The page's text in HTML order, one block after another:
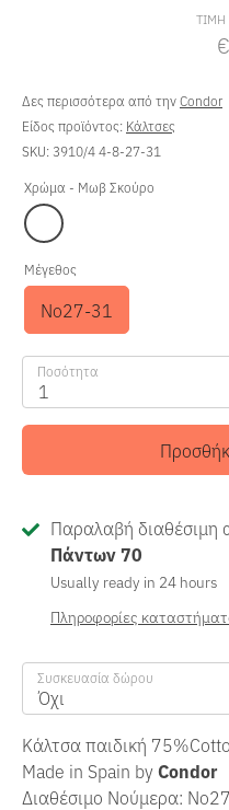
ΤΙΜΗ
Δες περισσότερα από τηνCondor
Είδος προϊόντος: Κάλτσες
SKU: 3910/4 4-8-27-31
Χρώμα - Μωβ Σκούρο
Μέγεθος
No27-31
Ποσότητα
1
Παραλαβή διαθέσιμη
Πάντων 70
Usually ready in 24 hours
Πληροφορίες
Συσκευασία δώρου
Όχι
Κάλτσα παιδική
Made in Spain byCondor
Διαθέσιμο Νούμερα: No